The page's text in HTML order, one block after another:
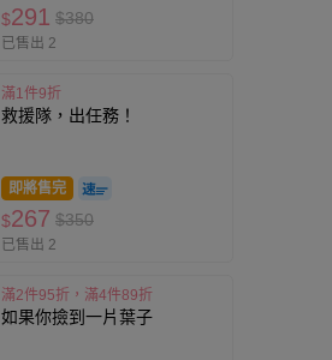
$291 $380
已售出 2
滿1件9折
救援隊，出任務！
即將售完
$267 $350
已售出 2
滿2件95折，滿4件89折
如果你撿到一片葉子